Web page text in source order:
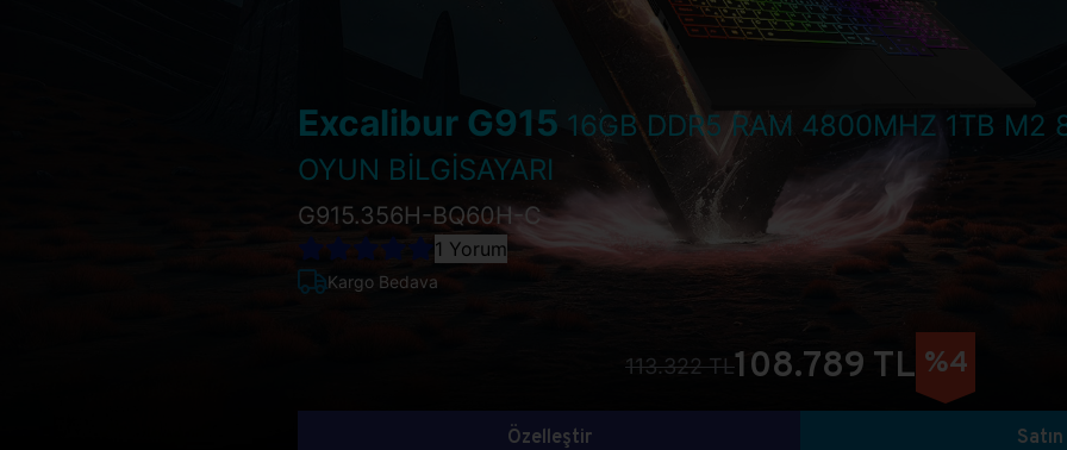
Excalibur G915 16GB DDR5 RAM 4800MHZ 1TB M2
OYUN BİLGİSAYARI
G915.356H-BQ60H-C
1 Yorum
Kargo Bedava
113.322 TL108.789 TL %4
Özelleştir